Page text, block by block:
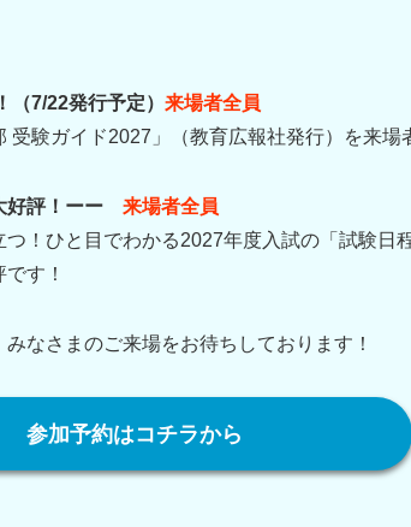
7/22発行予定） 来場者全員
験ガイド2027」（教育広報社発行）を来場
評！ーー 来場者全員
！ひと目でわかる2027年度入試の「試験日
す！
なさまのご来場をお待ちしております！
参加予約はコチラから